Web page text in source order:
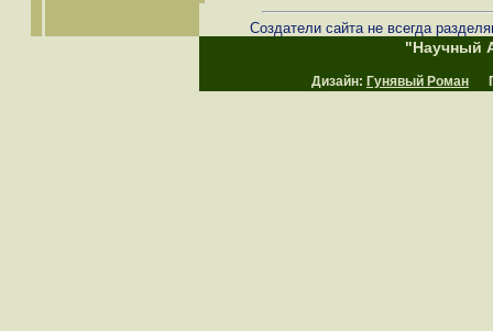
Создатели сайта не всегда
"Научный
Дизайн: Гунявый Роман